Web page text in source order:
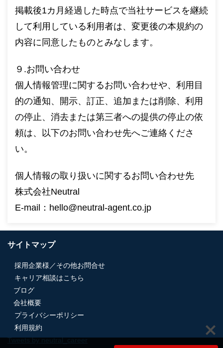
掲載後1カ月経過した時点で当社サービスを継続
して利用している利用者は、変更後の本規約の
内容に同意したものとみなします。
９.お問い合わせ
個人情報管理に関するお問い合わせや、利用目
的の通知、開示、訂正、追加または削除、利用
の停止、消去または第三者への提供の停止の依
頼は、以下のお問い合わせ先へご連絡くださ
い。
個人情報の取り扱いに関するお問い合わせ先
株式会社Neutral
E-mail：hello@neutral-agent.co.jp
サイトマップ
採用企業様／その他お問合せ
キャリア相談はこちら
ブログ
会社概要
プライバシーポリシー
利用規約
Tweets by neutral_career